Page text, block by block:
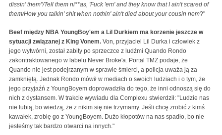
dissin' them"/Tell them ni**as, 'Fuck 'em' and they know that I ain't scared of
them/How you talkin' shit when nothin' ain't died about your cousin nem?"
Beef między NBA YoungBoy'em a Lil Durkiem ma korzenie jeszcze w
sytuacji związanej z King Vonem. Von, przyjaciel Lil Durka i człowiek z
jego wytwórni, został zabity po sprzeczce z ludźmi Quando Rondo
zakontraktowanego w labelu Never Broke'a. Portal TMZ podaje, że
Quando nie jest podejrzanym w sprawie śmierci, a policja uważa ją za
zamkniętą. Jednak Rondo mówił w mediach o swoich ludziach i o tym, że
jego przyjaźń z YoungBoyem doprowadziła do tego, że inni odnoszą się do
nich z dystansem. W trakcie wywiadu dla Complexu stwierdził: "Ludzie nas
nie lubią, bo wiedzą, że z nikim się nie trzymamy. Jeśli chcę zrobić z kimś
kawałek, zrobię go z YoungBoyem. Dużo kłopotów na nas spadło, bo nie
jesteśmy tak bardzo otwarci na innych."